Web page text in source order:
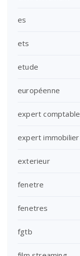
es
ets
etude
européenne
expert comptable
expert immobilier
exterieur
fenetre
fenetres
fgtb